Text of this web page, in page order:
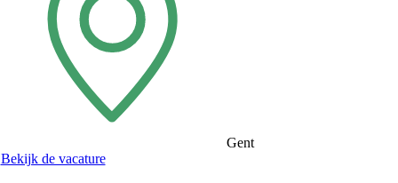
Gent
Bekijk de vacature